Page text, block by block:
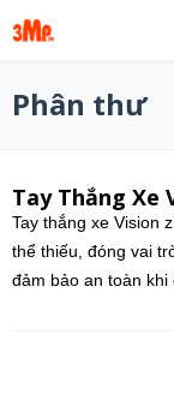
Phân thư
Tay Thắng Xe
Tay thắng xe Vision
thể thiếu, đóng vai
đảm bảo an toàn khi